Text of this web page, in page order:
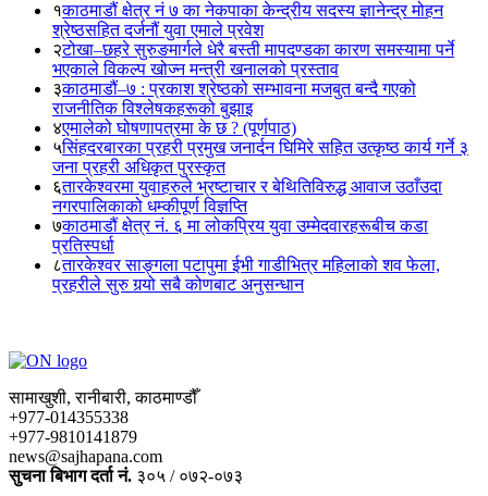
१काठमाडौं क्षेत्र नं ७ का नेकपाका केन्द्रीय सदस्य ज्ञानेन्द्र मोहन
श्रेष्ठसहित दर्जनौं युवा एमाले प्रवेश
२टोखा–छहरे सुरुङमार्गले धेरै बस्ती मापदण्डका कारण समस्यामा पर्ने
भएकाले विकल्प खोज्न मन्त्री खनालको प्रस्ताव
३काठमाडौं–७ : प्रकाश श्रेष्ठको सम्भावना मजबुत बन्दै गएको
राजनीतिक विश्लेषकहरूको बुझाइ
४एमालेको घोषणापत्रमा के छ ? (पूर्णपाठ)
५सिंहदरबारका प्रहरी प्रमुख जनार्दन घिमिरे सहित उत्कृष्ठ कार्य गर्ने ३
जना प्रहरी अधिकृत पुरस्कृत
६तारकेश्वरमा युवाहरुले भ्रष्टाचार र बेथितिविरुद्ध आवाज उठाँउदा
नगरपालिकाको धम्कीपूर्ण विज्ञप्ति
७काठमाडौं क्षेत्र नं. ६ मा लोकप्रिय युवा उम्मेदवारहरूबीच कडा
प्रतिस्पर्धा
८तारकेश्वर साङ्गला पटापुमा ईभी गाडीभित्र महिलाको शव फेला,
प्रहरीले सुरु गर्‍यो सबै कोणबाट अनुसन्धान
सामाखुशी, रानीबारी, काठमाण्डौँ
+977-014355338
+977-9810141879
news@sajhapana.com
सुचना बिभाग दर्ता नं. ३०५ / ०७२-०७३